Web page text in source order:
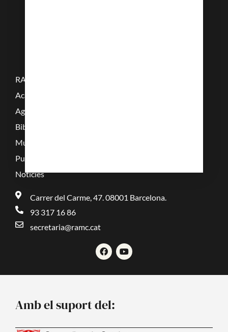
RAMC
Acadèmics
Agenda
Biblioteca
Multimèdia
Publicacions
Noticies
Carrer del Carme, 47. 08001 Barcelona.
93 317 16 86
secretaria@ramc.cat
F
a
c
k
Y
o
u
Amb el suport del: